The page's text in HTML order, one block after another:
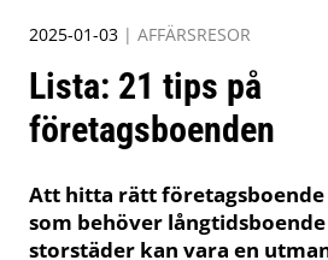
2025-01-03 | AFFÄRSRESOR
Lista: 21 tips på
företagsboenden
Att hitta rätt
som behöver långtidsboende
storstäder kan vara en